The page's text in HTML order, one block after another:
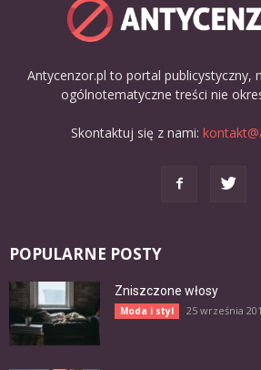
Antycenzor.pl to portal publicystyczny,
ogólnotematyczne treści nie
Skontaktuj się z nami:
POPULARNE POSTY
Zniszczone włosy
Moda i styl 25 września